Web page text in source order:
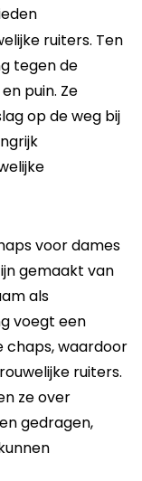
ruiters. Ten
tegen de
puin. Ze
op de weg bij
voor dames
gemaakt van
als
voegt een
chaps, waardoor
ruiters.
ze over
gedragen,